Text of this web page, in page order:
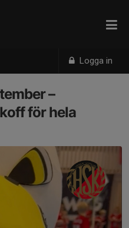
Logga in
–
för hela